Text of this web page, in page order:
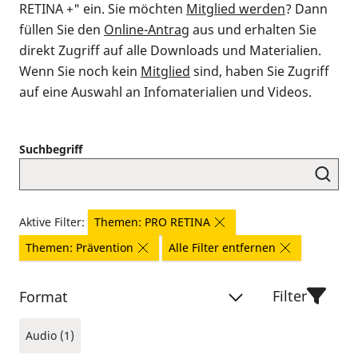
RETINA +" ein. Sie möchten Mitglied werden? Dann
füllen Sie den Online-Antrag aus und erhalten Sie
direkt Zugriff auf alle Downloads und Materialien.
Wenn Sie noch kein Mitglied sind, haben Sie Zugriff
auf eine Auswahl an Infomaterialien und Videos.
Suchbegriff
Aktive Filter:
Themen: PRO RETINA
Themen: Prävention
Alle Filter entfernen
Format
Audio (1)
Filter